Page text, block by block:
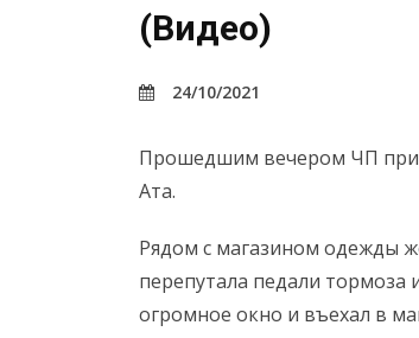
(Видео)
24/10/2021
Прошедшим вечером ЧП
Ата.
Рядом с магазином одежды
перепутала педали тормоза
огромное окно и въехал в